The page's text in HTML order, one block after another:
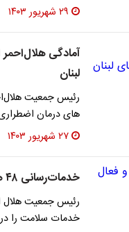
۲۹ شهریور ۱۴۰۳
آمادگی
لبنان
رئیس جمعیت
های درمان
۲۷ شهریور ۱۴۰۳
خدمات‌رسانی ۴۸ هزار امدادگر و فعال سلامت در اربعین
خدمات سلامت را در